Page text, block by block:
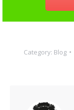
Category: Blog